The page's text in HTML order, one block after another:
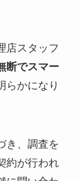
店スタッフ
断でスマー
らかになり
き、調査を
約が行われ